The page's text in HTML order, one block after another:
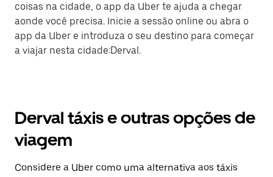
coisas na cidade, o app da Uber te ajuda a chegar
aonde você precisa. Inicie a sessão online ou abra o
app da Uber e introduza o seu destino para começar
a viajar nesta cidade:Derval.
Derval táxis e outras opções de
viagem
Considere a Uber como uma alternativa aos táxis